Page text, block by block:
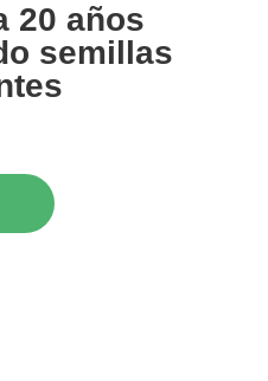
20 años
semillas